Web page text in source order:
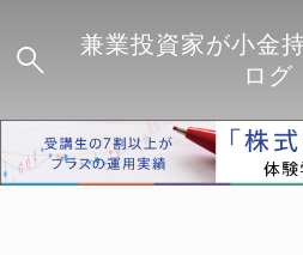
兼業投資家が小金
ログ